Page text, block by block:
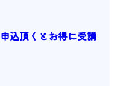
込頂くとお得に受講